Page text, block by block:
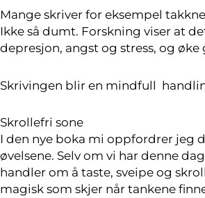
Mange skriver for eksempel
Ikke så dumt. Forskning viser at
depresjon, angst og stress, og
Skrivingen blir en mindfull
Skrollefri sone
I den nye boka mi oppfordrer jeg
øvelsene. Selv om vi har denne
handler om å taste, sveipe og
magisk som skjer når tankene